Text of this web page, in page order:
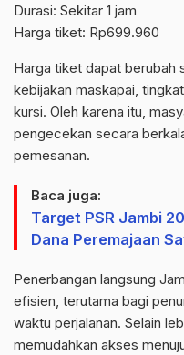
Durasi: Sekitar 1 jam
Harga tiket: Rp699.960
Harga tiket dapat berubah
kebijakan maskapai,
kursi. Oleh karena itu,
pengecekan secara
pemesanan.
Baca juga:
Target PSR Jambi
Dana Peremajaan
Penerbangan langsung
efisien, terutama bagi
waktu perjalanan. Selain
memudahkan akses